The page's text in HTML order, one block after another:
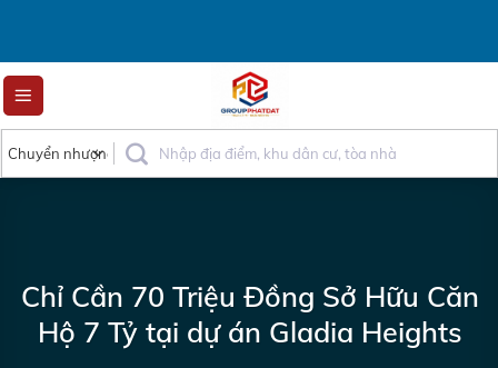
content
Chỉ Cần 70 Triệu Đồng Sở Hữu Căn
Hộ 7 Tỷ tại dự án Gladia Heights